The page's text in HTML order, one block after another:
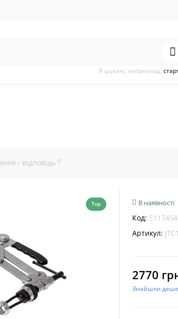
Я шукаю, наприклад,
- відповідь 0
Top В наявності
Код: 5117454
Артикул:
2770
Знайшли